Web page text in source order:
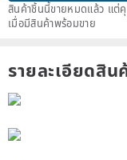
สินค้าชิ้นนี้ขายหมดแล้ว แต่
เมื่อมีสินค้าพร้อมขาย
รายละเอียดสิน